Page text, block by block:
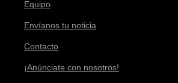
Equipo
Envíanos tu noticia
Contacto
¡Anúnciate con nosotros!